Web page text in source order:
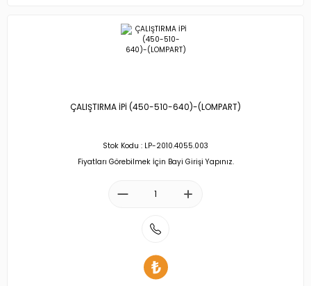
ÇALIŞTIRMA İPİ (450-510-640)-(LOMPART)
Stok Kodu : LP-2010.4055.003
Fiyatları Görebilmek İçin Bayi Girişi Yapınız.